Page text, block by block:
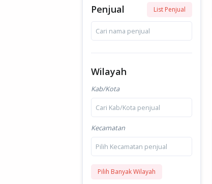
Penjual List Penjual
Cari nama penjual
Wilayah
Kab/Kota
Cari Kab/Kota penjual
Kecamatan
Pilih Kecamatan penjual
Pilih Banyak Wilayah